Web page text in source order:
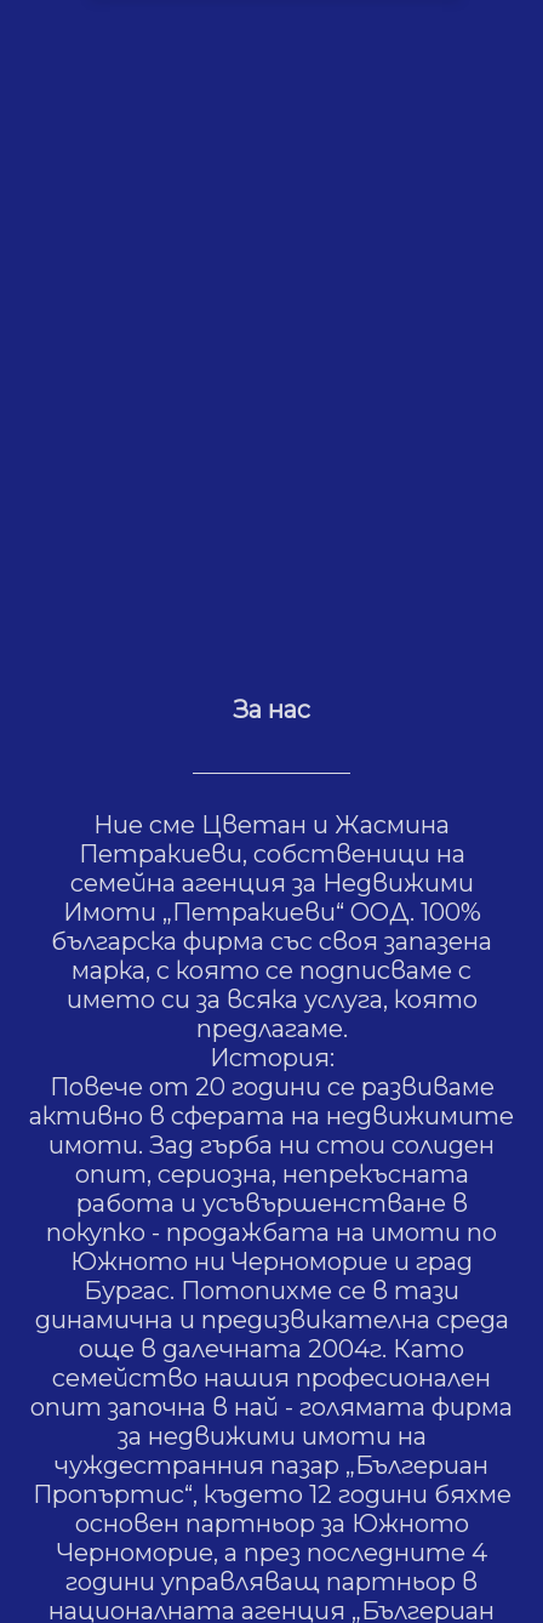
За нас
Ние сме Цветан и Жасмина
Петракиеви, собственици на
семейна агенция за Недвижими
Имоти „Петракиеви“ ООД. 100%
българска фирма със своя запазена
марка, с която се подписваме с
името си за всяка услуга, която
предлагаме.
История:
Повече от 20 години се развиваме
активно в сферата на недвижимите
имоти. Зад гърба ни стои солиден
опит, сериозна, непрекъсната
работа и усъвършенстване в
покупко - продажбата на имоти по
Южното ни Черноморие и град
Бургас. Потопихме се в тази
динамична и предизвикателна среда
още в далечната 2004г. Като
семейство нашия професионален
опит започна в най - голямата фирма
за недвижими имоти на
чуждестранния пазар „Бългериан
Пропъртис“, където 12 години бяхме
основен партньор за Южното
Черноморие, а през последните 4
години управляващ партньор в
националната агенция „Бългериан